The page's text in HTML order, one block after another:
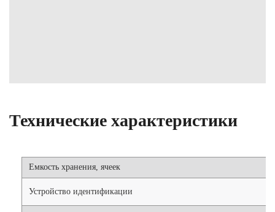
Технические характеристики
Емкость хранения, ячеек
Устройство идентификации